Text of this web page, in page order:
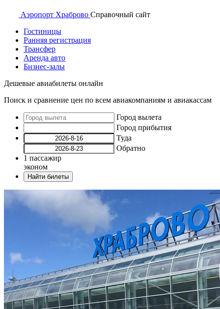
Аэропорт Храброво Справочный сайт
Гостиницы
Ранняя регистрация
Трансфер
Аренда авто
Бизнес-залы
Дешевые авиабилеты онлайн
Поиск и сравнение цен по всем авиакомпаниям и авиакассам
Город вылета
Город прибытия
Туда
Обратно
1 пассажир
эконом
Найти билеты